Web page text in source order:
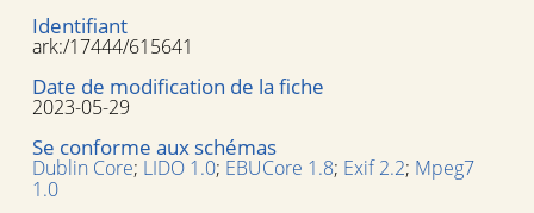
Identifiant
ark:/17444/615641
Date de modification de la fiche
2023-05-29
Se conforme aux schémas
Dublin Core; LIDO 1.0; EBUCore 1.8; Exif 2.2; Mpeg7
1.0